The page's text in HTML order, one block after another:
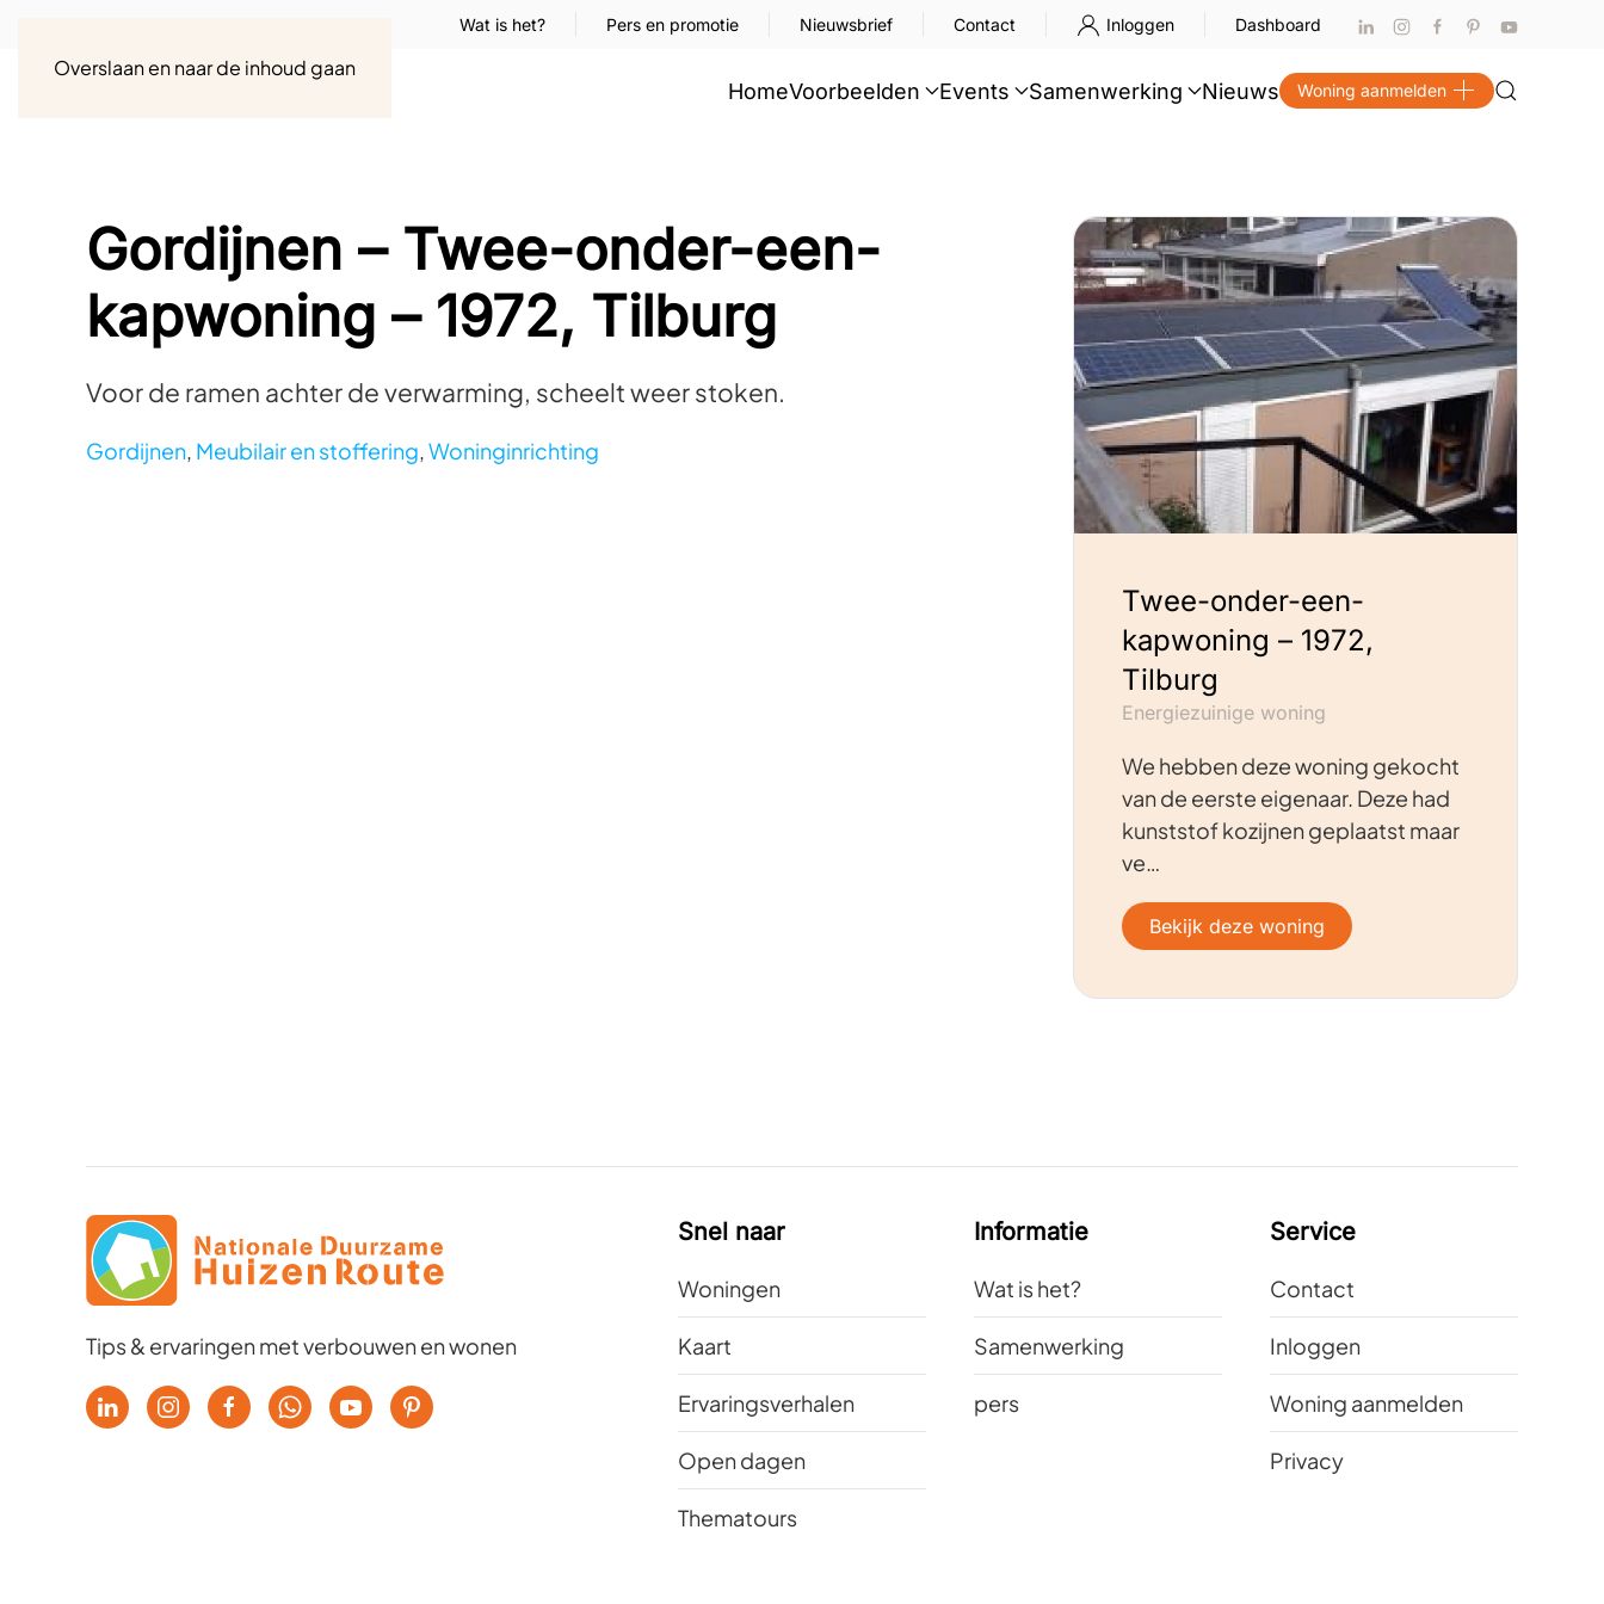
Overslaan en naar de inhoud gaan
Wat is het? Pers en promotie Nieuwsbrief Contact Inloggen Dashboard
HomeVoorbeelden Events Samenwerking Nieuws Woning aanmelden
Gordijnen – Twee-onder-een-
kapwoning – 1972, Tilburg
Voor de ramen achter de verwarming, scheelt weer stoken.
Gordijnen, Meubilair en stoffering,Woninginrichting
Twee-onder-een-
kapwoning – 1972,
Tilburg
Energiezuinige woning
We hebben deze woning gekocht
van de eerste eigenaar. Deze had
kunststof kozijnen geplaatst maar
ve…
Bekijk deze woning
Tips & ervaringen met verbouwen en wonen
Snel naar
Woningen
Kaart
Ervaringsverhalen
Open dagen
Thematours
Informatie
Wat is het?
Samenwerking
pers
Service
Contact
Inloggen
Woning aanmelden
Privacy